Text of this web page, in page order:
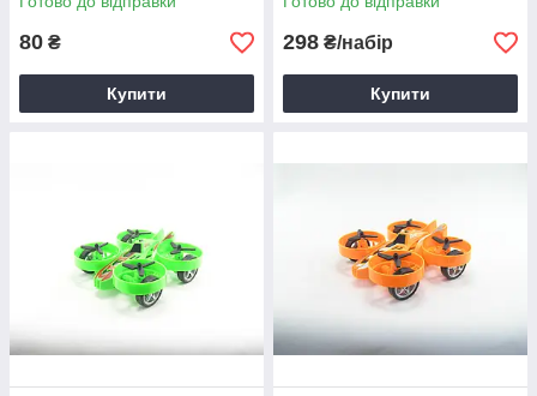
80 ₴
Купити
298 ₴/набір
Купити